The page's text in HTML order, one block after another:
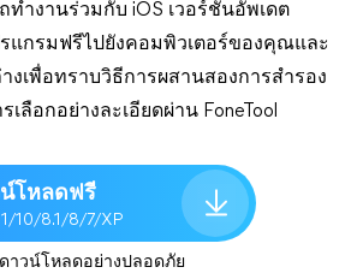
ทํางานร่วมกับ iOS เวอร์ชันอัพเดต
แกรมฟรีไปยังคอมพิวเตอร์ของคุณและ
เพื่อทราบวิธีการผสานสองการสำรอง
ลือกอย่างละเอียดผ่าน FoneTool
โหลดฟรี
10/8.1/8/7/XP
ดาวน์โหลดอย่างปลอดภัย